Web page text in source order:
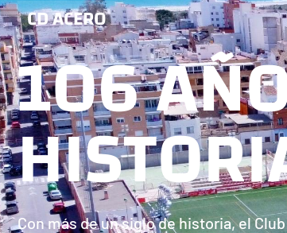
CD ACERO
106
Con más de un siglo de historia, el